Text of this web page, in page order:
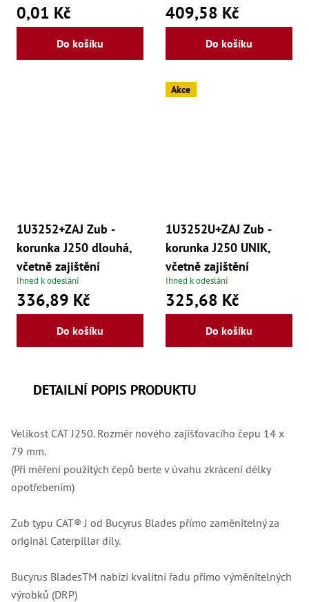
0,01 Kč
Do košíku
409,58 Kč
Do košíku
1U3252+ZAJ Zub -
korunka J250 dlouhá,
včetně zajištění
Ihned k odeslání
336,89 Kč
Do košíku
Akce
1U3252U+ZAJ Zub -
korunka J250 UNIK,
včetně zajištění
Ihned k odeslání
325,68 Kč
Do košíku
DETAILNÍ POPIS PRODUKTU
Velikost CAT J250. Rozměr nového zajišťovacího čepu 14 x
79 mm.
(Při měření použitých čepů berte v úvahu zkrácení délky
opotřebením)
Zub typu CAT® J od Bucyrus Blades přímo zaměnitelný za
originál Caterpillar díly.
Bucyrus BladesTM nabízí kvalitní řadu přímo výměnitelných
výrobků (DRP)